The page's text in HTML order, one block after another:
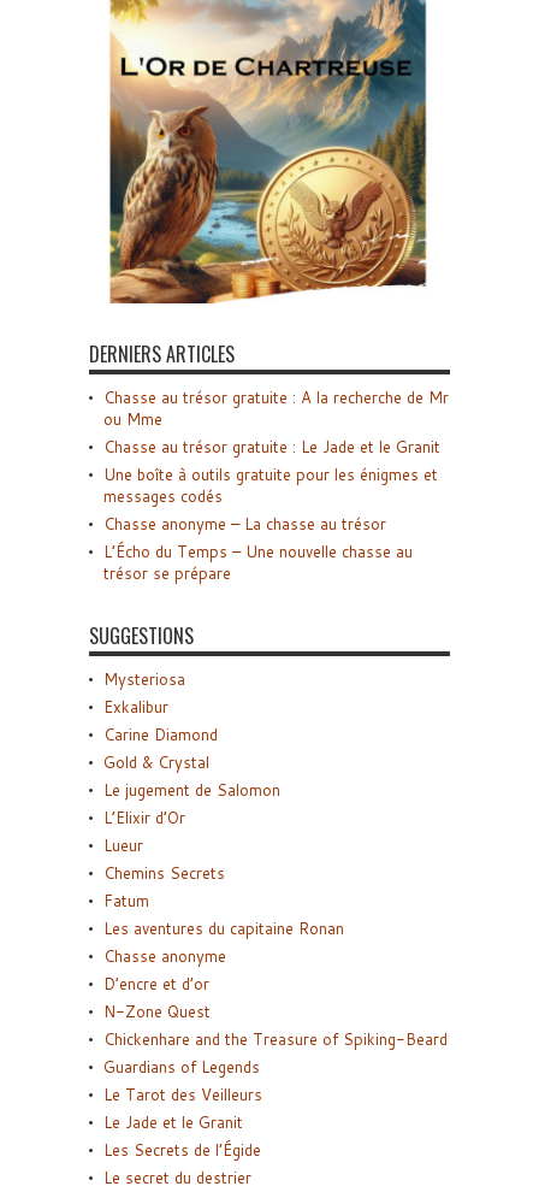
DERNIERS ARTICLES
Chasse au trésor gratuite : A la recherche de Mr
ou Mme
Chasse au trésor gratuite : Le Jade et le Granit
Une boîte à outils gratuite pour les énigmes et
messages codés
Chasse anonyme – La chasse au trésor
L’Écho du Temps – Une nouvelle chasse au
trésor se prépare
SUGGESTIONS
Mysteriosa
Exkalibur
Carine Diamond
Gold & Crystal
Le jugement de Salomon
L’Elixir d’Or
Lueur
Chemins Secrets
Fatum
Les aventures du capitaine Ronan
Chasse anonyme
D’encre et d’or
N-Zone Quest
Chickenhare and the Treasure of Spiking-Beard
Guardians of Legends
Le Tarot des Veilleurs
Le Jade et le Granit
Les Secrets de l’Égide
Le secret du destrier